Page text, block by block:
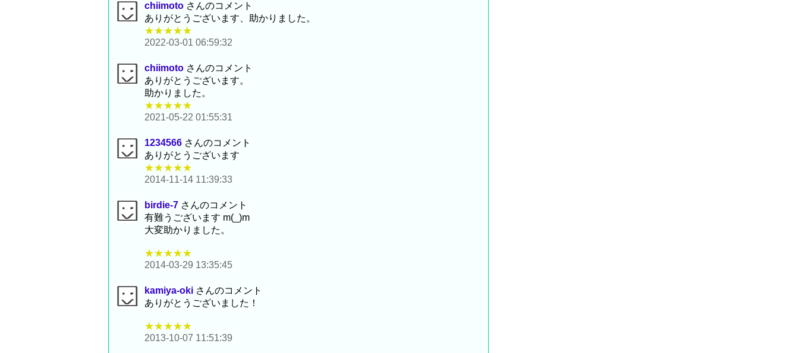
chiimoto さんのコメント
ありがとうございます、助かりました。
★★★★★
2022-03-01 06:59:32
chiimoto さんのコメント
ありがとうございます。
助かりました。
★★★★★
2021-05-22 01:55:31
1234566 さんのコメント
ありがとうございます
★★★★★
2014-11-14 11:39:33
birdie-7 さんのコメント
有難うございます m(_)m
大変助かりました。
★★★★★
2014-03-29 13:35:45
kamiya-oki さんのコメント
ありがとうございました！
★★★★★
2013-10-07 11:51:39